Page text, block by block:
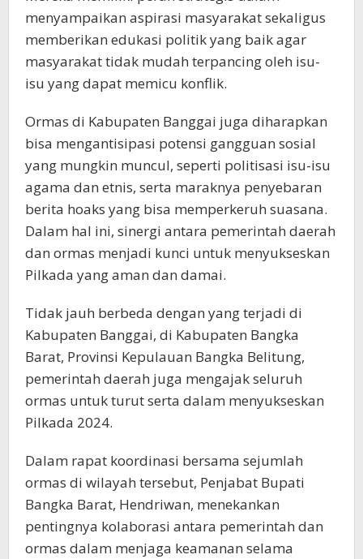
menyampaikan aspirasi masyarakat sekaligus
memberikan edukasi politik yang baik agar
masyarakat tidak mudah terpancing oleh isu-
isu yang dapat memicu konflik.
Ormas di Kabupaten Banggai juga diharapkan
bisa mengantisipasi potensi gangguan sosial
yang mungkin muncul, seperti politisasi isu-isu
agama dan etnis, serta maraknya penyebaran
berita hoaks yang bisa memperkeruh suasana.
Dalam hal ini, sinergi antara pemerintah daerah
dan ormas menjadi kunci untuk menyukseskan
Pilkada yang aman dan damai.
Tidak jauh berbeda dengan yang terjadi di
Kabupaten Banggai, di Kabupaten Bangka
Barat, Provinsi Kepulauan Bangka Belitung,
pemerintah daerah juga mengajak seluruh
ormas untuk turut serta dalam menyukseskan
Pilkada 2024.
Dalam rapat koordinasi bersama sejumlah
ormas di wilayah tersebut, Penjabat Bupati
Bangka Barat, Hendriwan, menekankan
pentingnya kolaborasi antara pemerintah dan
ormas dalam menjaga keamanan selama